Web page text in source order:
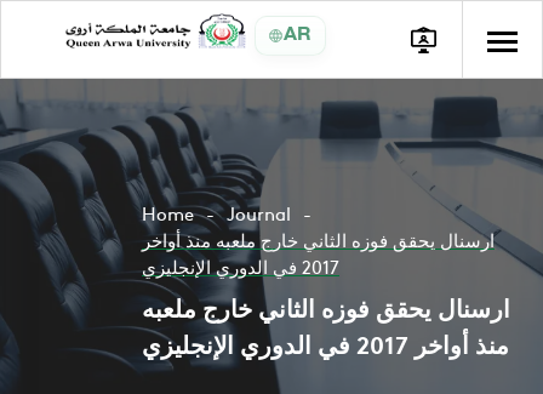
AR
Home
Journal
ارسنال يحقق فوزه الثاني خارج ملعبه منذ أواخر
2017 في الدوري الإنجليزي
ارسنال يحقق فوزه الثاني خارج ملعبه
منذ أواخر 2017 في الدوري الإنجليزي